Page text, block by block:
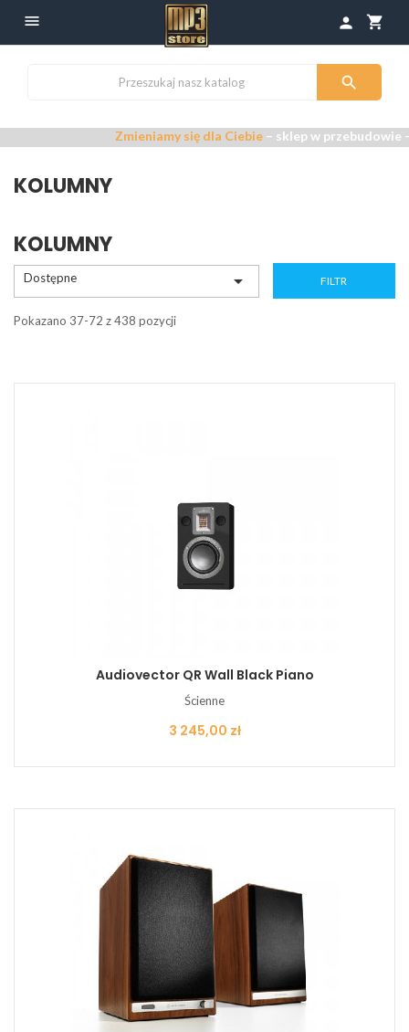
 shopping_cart
person

Zmieniamy się dla Ciebie– sklep w przebudowie –
KOLUMNY
KOLUMNY
Dostępne  FILTR
Pokazano 37-72 z 438 pozycji
Audiovector QR Wall Black Piano
Ścienne
Cena
3 245,00 zł